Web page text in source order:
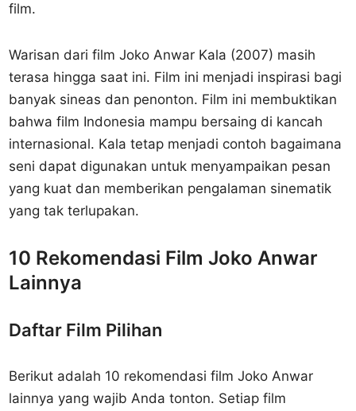
film.
Warisan dari film Joko Anwar Kala (2007) masih
terasa hingga saat ini. Film ini menjadi inspirasi bagi
banyak sineas dan penonton. Film ini membuktikan
bahwa film Indonesia mampu bersaing di kancah
internasional. Kala tetap menjadi contoh bagaimana
seni dapat digunakan untuk menyampaikan pesan
yang kuat dan memberikan pengalaman sinematik
yang tak terlupakan.
10 Rekomendasi Film Joko Anwar
Lainnya
Daftar Film Pilihan
Berikut adalah 10 rekomendasi film Joko Anwar
lainnya yang wajib Anda tonton. Setiap film